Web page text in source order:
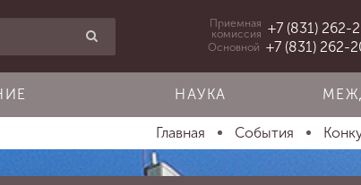
Приемная
комиссия +7 (831) 262-
Основной +7 (831) 262-
НАУКА
Главная События